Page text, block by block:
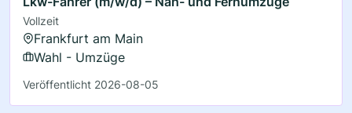
Vollzeit
Frankfurt am Main
Wahl - Umzüge
Veröffentlicht 2026-08-05